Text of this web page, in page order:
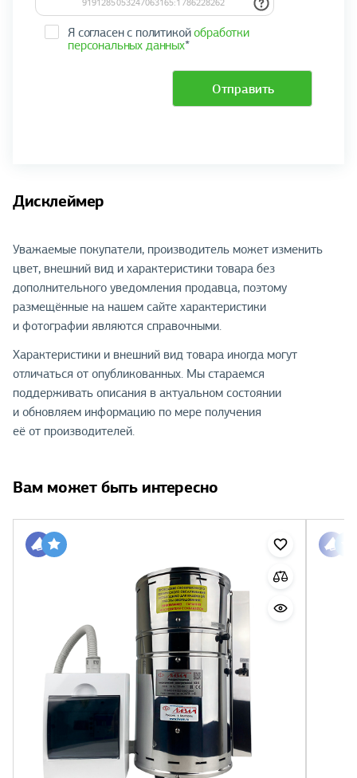
Я согласен с политикойобработки
персональных данных*
Отправить
Дисклеймер
Уважаемые покупатели, производитель может изменить
цвет, внешний вид и характеристики товара без
дополнительного уведомления продавца, поэтому
размещённые на нашем сайте характеристики
и фотографии являются справочными.
Характеристики и внешний вид товара иногда могут
отличаться от опубликованных. Мы стараемся
поддерживать описания в актуальном состоянии
и обновляем информацию по мере получения
её от производителей.
Вам может быть интересно